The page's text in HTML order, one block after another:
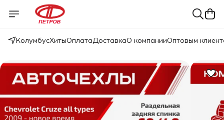
КолумбусХитыОплатаДоставкаО компанииОптовым